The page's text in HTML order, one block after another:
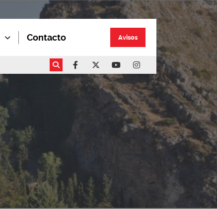
Contacto Avisos